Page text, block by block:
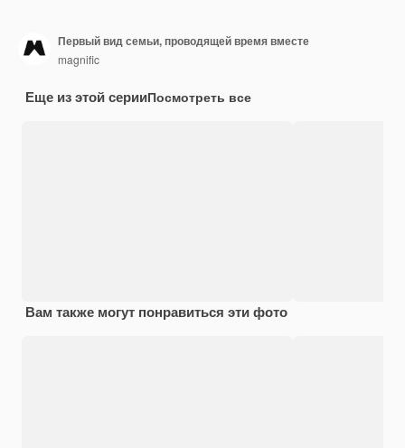
Первый вид семьи, проводящей время вместе
magnific
Еще из этой серииПосмотреть все
Вам также могут понравиться эти фото